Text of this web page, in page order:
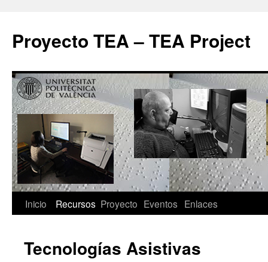
Proyecto TEA – TEA Project
Inicio Recursos Proyecto Eventos Enlaces
Tecnologías Asistivas